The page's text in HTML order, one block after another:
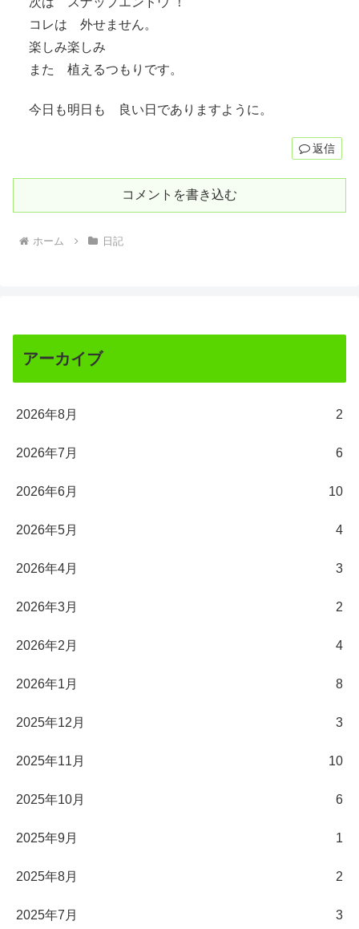
コレは 外せません。
楽しみ楽しみ
また 植えるつもりです。
今日も明日も 良い日でありますように。
返信
コメントを書き込む
ホーム 日記
アーカイブ
2026年8月 2
2026年7月 6
2026年6月 10
2026年5月 4
2026年4月 3
2026年3月 2
2026年2月 4
2026年1月 8
2025年12月 3
2025年11月 10
2025年10月 6
2025年9月 1
2025年8月 2
2025年7月 3